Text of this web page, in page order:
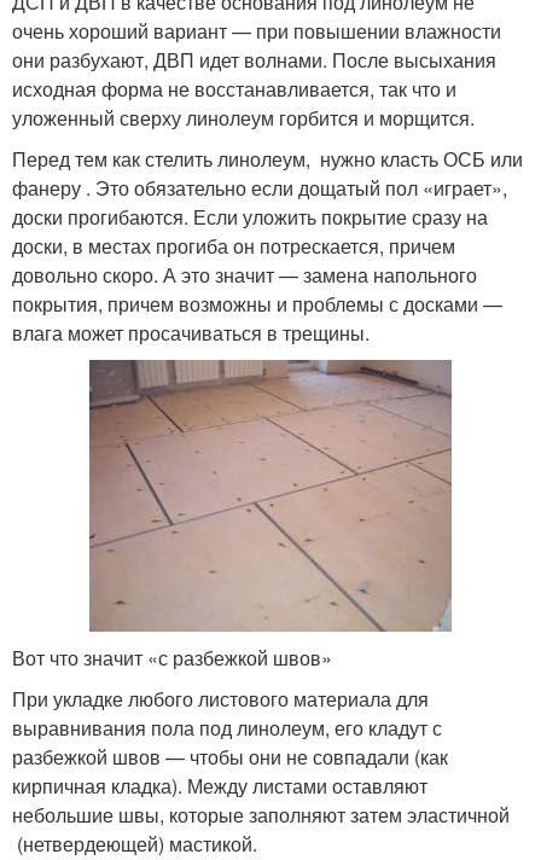
очень хороший вариант — при повышении влажности
они разбухают, ДВП идет волнами. После высыхания
исходная форма не восстанавливается, так что и
уложенный сверху линолеум горбится и морщится.
Перед тем как стелить линолеум, нужно класть ОСБ или
фанеру . Это обязательно если дощатый пол «играет»,
доски прогибаются. Если уложить покрытие сразу на
доски, в местах прогиба он потрескается, причем
довольно скоро. А это значит — замена напольного
покрытия, причем возможны и проблемы с досками —
влага может просачиваться в трещины.
Вот что значит «с разбежкой швов»
При укладке любого листового материала для
выравнивания пола под линолеум, его кладут с
разбежкой швов — чтобы они не совпадали (как
кирпичная кладка). Между листами оставляют
небольшие швы, которые заполняют затем эластичной
(нетвердеющей) мастикой.